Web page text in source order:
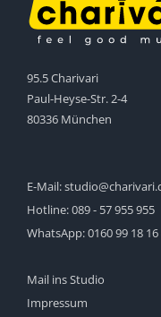
95.5 Charivari
Paul-Heyse-Str. 2-4
80336 München
E-Mail:
Hotline:089 - 57 955 955
WhatsApp:0160 99 18 16
Mail ins Studio
Impressum